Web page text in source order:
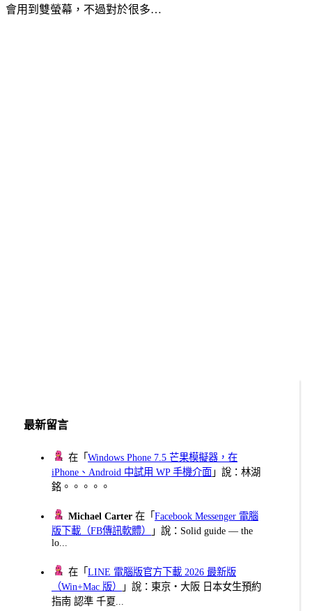
會用到雙螢幕，不過對於很多…
最新留言
在「Windows Phone 7.5 芒果模擬器，在
iPhone、Android 中試用 WP 手機介面 」說：林湖
銘。。。。。
Michael Carter 在「Facebook Messenger 電腦
版下載（FB傳訊軟體）
」說：Solid guide — the
lo...
在「LINE 電腦版官方下載 2026 最新版
（Win+Mac 版）
」說：東京・大阪 日本女生預約
指南 認準 千夏...